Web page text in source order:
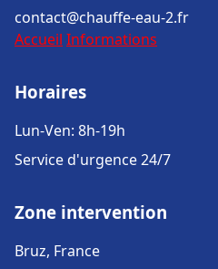
contact@chauffe-eau-2.fr
Accueil Informations
Horaires
Lun-Ven: 8h-19h
Service d'urgence 24/7
Zone intervention
Bruz, France